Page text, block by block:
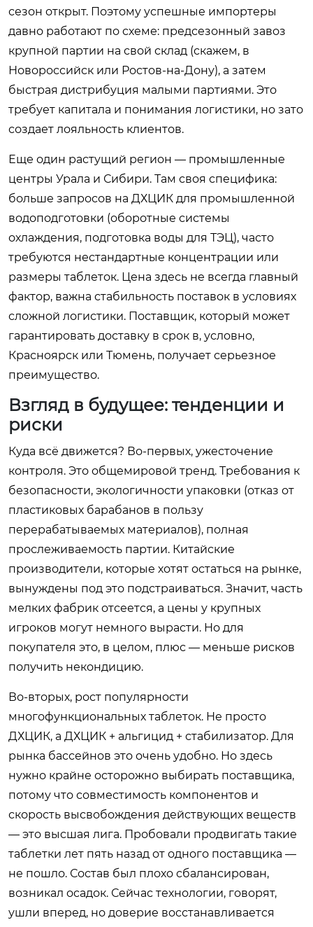
сезон открыт. Поэтому успешные импортеры
давно работают по схеме: предсезонный завоз
крупной партии на свой склад (скажем, в
Новороссийск или Ростов-на-Дону), а затем
быстрая дистрибуция малыми партиями. Это
требует капитала и понимания логистики, но зато
создает лояльность клиентов.
Еще один растущий регион — промышленные
центры Урала и Сибири. Там своя специфика:
больше запросов на ДХЦИК для промышленной
водоподготовки (оборотные системы
охлаждения, подготовка воды для ТЭЦ), часто
требуются нестандартные концентрации или
размеры таблеток. Цена здесь не всегда главный
фактор, важна стабильность поставок в условиях
сложной логистики. Поставщик, который может
гарантировать доставку в срок в, условно,
Красноярск или Тюмень, получает серьезное
преимущество.
Взгляд в будущее: тенденции и
риски
Куда всё движется? Во-первых, ужесточение
контроля. Это общемировой тренд. Требования к
безопасности, экологичности упаковки (отказ от
пластиковых барабанов в пользу
перерабатываемых материалов), полная
прослеживаемость партии. Китайские
производители, которые хотят остаться на рынке,
вынуждены под это подстраиваться. Значит, часть
мелких фабрик отсеется, а цены у крупных
игроков могут немного вырасти. Но для
покупателя это, в целом, плюс — меньше рисков
получить некондицию.
Во-вторых, рост популярности
многофункциональных таблеток. Не просто
ДХЦИК, а ДХЦИК + альгицид + стабилизатор. Для
рынка бассейнов это очень удобно. Но здесь
нужно крайне осторожно выбирать поставщика,
потому что совместимость компонентов и
скорость высвобождения действующих веществ
— это высшая лига. Пробовали продвигать такие
таблетки лет пять назад от одного поставщика —
не пошло. Состав был плохо сбалансирован,
возникал осадок. Сейчас технологии, говорят,
ушли вперед, но доверие восстанавливается